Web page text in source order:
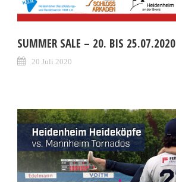
SUMMER SALE – 20. BIS 25.07.2020
20 Juli 2020